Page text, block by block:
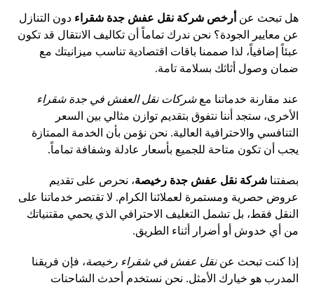
هل تبحث عن أرخص شركة نقل عفش جدة شقراء دون التنازل
عن معايير الجودة؟ نحن ندرك تماماً أن تكاليف الانتقال قد تكون
عبئاً إضافياً، لذا صممنا باقات اقتصادية تناسب ميزانيتك مع
ضمان وصول أثاثك بسلامة تامة.
عند مقارنة خدماتنا معشركات نقل العفش في جدة شقراء
الأخرى، ستجد أننا نتفوق بتقديم توازن مثالي بين السعر
التنافسي والاحترافية العالية. نحن نؤمن بأن الخدمة الممتازة
يجب أن تكون متاحة للجميع بأسعار عادلة وشفافة تماماً.
بصفتناشركة نقل عفش جدة رخيصة، نحرص على تقديم
عروض حصرية ومستمرة لعملائنا الكرام. لا تقتصر خدماتنا على
النقل فقط، بل تشمل التغليف الاحترافي الذي يحمي مقتنياتك
من أي خدوش أو أضرار أثناء الطريق.
إذا كنت تبحث عننقل عفش في شقراء رخيصة، فإن فريقنا
المدرب هو خيارك الأمثل. نحن نستخدم أحدث الشاحنات